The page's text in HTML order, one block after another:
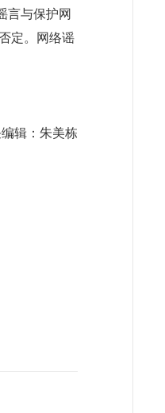
言与保护网
定。网络谣
辑：朱美栋